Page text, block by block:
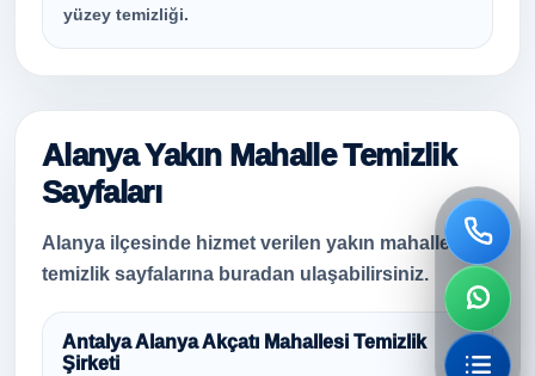
yüzey temizliği.
Alanya Yakın Mahalle Temizlik
Sayfaları
Alanya ilçesinde hizmet verilen yakın mahalle
temizlik sayfalarına buradan ulaşabilirsiniz.
Antalya Alanya Akçatı Mahallesi Temizlik
Şirketi